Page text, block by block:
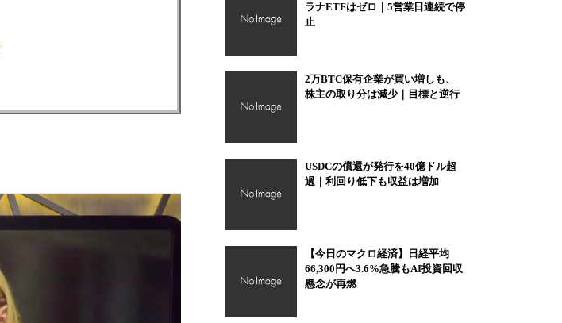
ラナETFはゼロ｜5営業日連続で停
止
2万BTC保有企業が買い増しも、
株主の取り分は減少｜目標と逆行
USDCの償還が発行を40億ドル超
過｜利回り低下も収益は増加
【今日のマクロ経済】日経平均
66,300円へ3.6%急騰もAI投資回収
懸念が再燃